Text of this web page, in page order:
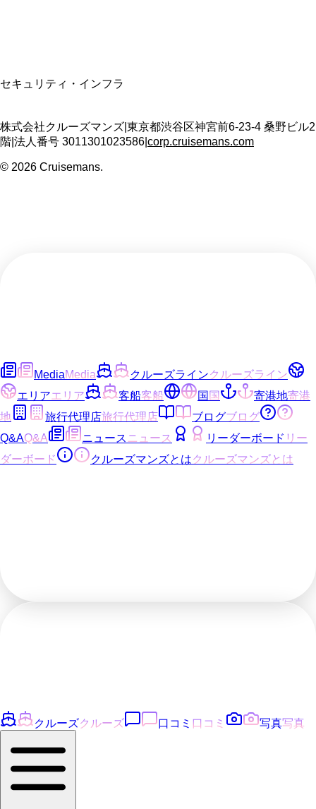
セキュリティ・インフラ
株式会社クルーズマンズ 東京都渋谷区神宮前6-23-4 桑野ビル2
階 法人番号 3011301023586 corp.cruisemans.com
© 2026 Cruisemans.
MediaMedia クルーズラインクルーズライン
エリアエリア 客船客船 国国 寄港地寄港
地
旅行代理店旅行代理店 ブログブログ
Q&AQ&A ニュース ニュース リーダーボード リー
ダーボード
クルーズマンズとはクルーズマンズとは
クルーズクルーズ 口コミ 口コミ 写真写真